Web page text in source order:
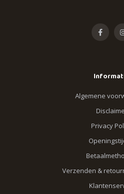
Algemene
Privacy
Verzenden &